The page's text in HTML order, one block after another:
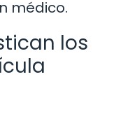
médico.
los